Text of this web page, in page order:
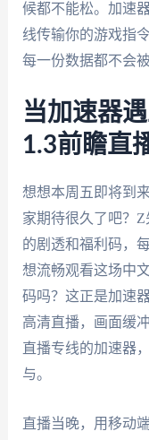
候都不能松。加速
线传输你的游戏指
每一份数据都不会被
当加速器
1.3前瞻直
想想本周五即将到
家期待很久了吧？
的剧透和福利码，
想流畅观看这场中
码吗？这正是加速
高清直播，画面缓
直播专线的加速器
与。
直播当晚，用移动